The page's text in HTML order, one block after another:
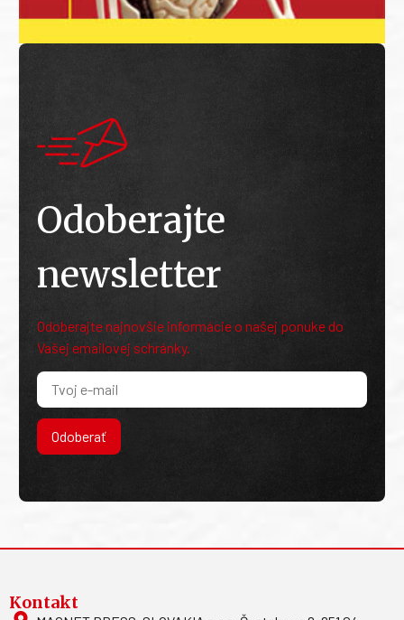
Odoberajte
newsletter
Odoberajte najnovšie informácie o našej ponuke do
Vašej emailovej schránky.
Odoberať
Kontakt